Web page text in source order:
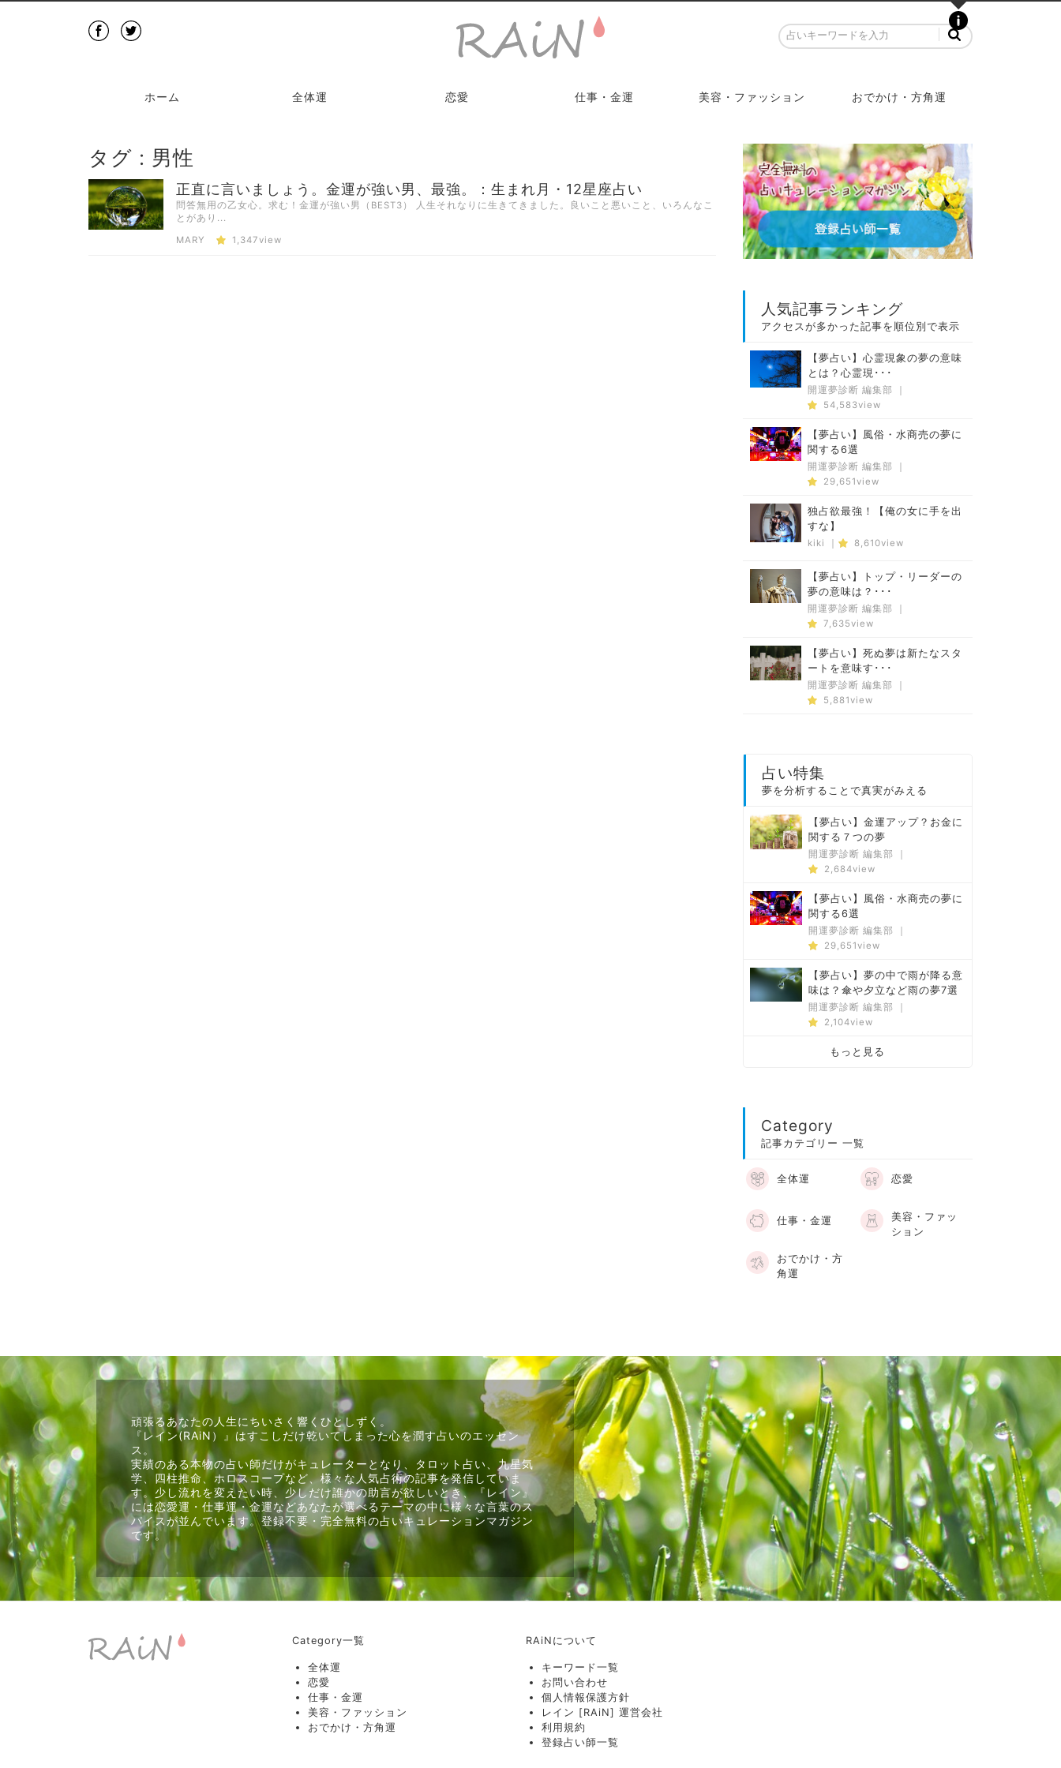
ホーム 全体運 恋愛 仕事・金運 美容・ファッション おでかけ・方角運
タグ : 男性
正直に言いましょう。金運が強い男、最強。：生まれ月・12星座占い
問答無用の乙女心。求む！金運が強い男（BEST3） 人生それなりに生きてきました。良いこと悪いこと、いろんなこ
とがあり...
MARY
1,347view
人気記事ランキング
アクセスが多かった記事を順位別で表示
【夢占い】心霊現象の夢の意味
とは？心霊現･･･
開運夢診断 編集部
｜
54,583view
【夢占い】風俗・水商売の夢に
関する6選
開運夢診断 編集部
｜
29,651view
独占欲最強！【俺の女に手を出
すな】
kiki ｜ 8,610view
【夢占い】トップ・リーダーの
夢の意味は？･･･
開運夢診断 編集部
｜
7,635view
【夢占い】死ぬ夢は新たなスタ
ートを意味す･･･
開運夢診断 編集部
｜
5,881view
占い特集
夢を分析することで真実がみえる
【夢占い】金運アップ？お金に
関する７つの夢
開運夢診断 編集部
｜
2,684view
【夢占い】風俗・水商売の夢に
関する6選
開運夢診断 編集部
｜
29,651view
【夢占い】夢の中で雨が降る意
味は？傘や夕立など雨の夢7選
開運夢診断 編集部
｜
2,104view
もっと見る
Category
記事カテゴリー 一覧
全体運 恋愛
仕事・金運
美容・ファッ
ション
おでかけ・方
角運
頑張るあなたの人生にちいさく響くひとしずく。
『レイン(RAiN）』はすこしだけ乾いてしまった心を潤す占いのエッセン
ス。
実績のある本物の占い師だけがキュレーターとなり、タロット占い、九星気
学、四柱推命、ホロスコープなど、様々な人気占術の記事を発信していま
す。少し流れを変えたい時、少しだけ誰かの助言が欲しいとき、『レイン』
には恋愛運・仕事運・金運などあなたが選べるテーマの中に様々な言葉のス
パイスが並んでいます。登録不要・完全無料の占いキュレーションマガジン
です。
Category一覧
全体運
恋愛
仕事・金運
美容・ファッション
おでかけ・方角運
RAiNについて
キーワード一覧
お問い合わせ
個人情報保護方針
レイン [RAiN] 運営会社
利用規約
登録占い師一覧